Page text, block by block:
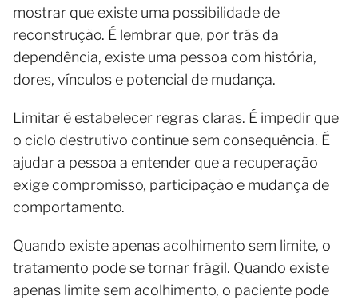
mostrar que existe uma possibilidade de
reconstrução. É lembrar que, por trás da
dependência, existe uma pessoa com história,
dores, vínculos e potencial de mudança.
Limitar é estabelecer regras claras. É impedir que
o ciclo destrutivo continue sem consequência. É
ajudar a pessoa a entender que a recuperação
exige compromisso, participação e mudança de
comportamento.
Quando existe apenas acolhimento sem limite, o
tratamento pode se tornar frágil. Quando existe
apenas limite sem acolhimento, o paciente pode